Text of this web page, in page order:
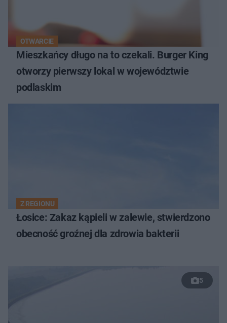
OTWARCIE
Mieszkańcy długo na to czekali. Burger King
otworzy pierwszy lokal w województwie
podlaskim
Z REGIONU
Łosice: Zakaz kąpieli w zalewie, stwierdzono
obecność groźnej dla zdrowia bakterii
5